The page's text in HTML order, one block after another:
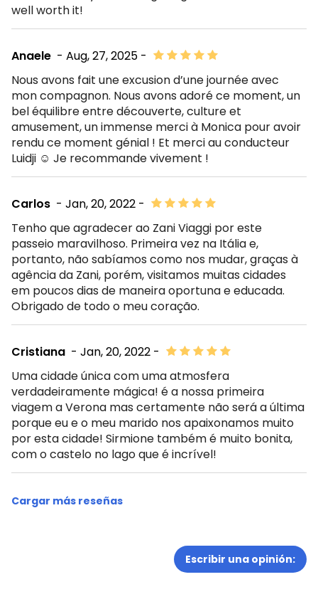
well worth it!
- Aug, 27, 2025 -
Anaele
Nous avons fait une excusion d’une journée avec
mon compagnon. Nous avons adoré ce moment, un
bel équilibre entre découverte, culture et
amusement, un immense merci à Monica pour avoir
rendu ce moment génial ! Et merci au conducteur
Luidji ☺️ Je recommande vivement !
- Jan, 20, 2022 -
Carlos
Tenho que agradecer ao Zani Viaggi por este
passeio maravilhoso. Primeira vez na Itália e,
portanto, não sabíamos como nos mudar, graças à
agência da Zani, porém, visitamos muitas cidades
em poucos dias de maneira oportuna e educada.
Obrigado de todo o meu coração.
- Jan, 20, 2022 -
Cristiana
Uma cidade única com uma atmosfera
verdadeiramente mágica! é a nossa primeira
viagem a Verona mas certamente não será a última
porque eu e o meu marido nos apaixonamos muito
por esta cidade! Sirmione também é muito bonita,
com o castelo no lago que é incrível!
Cargar más reseñas
Escribir una opinión: